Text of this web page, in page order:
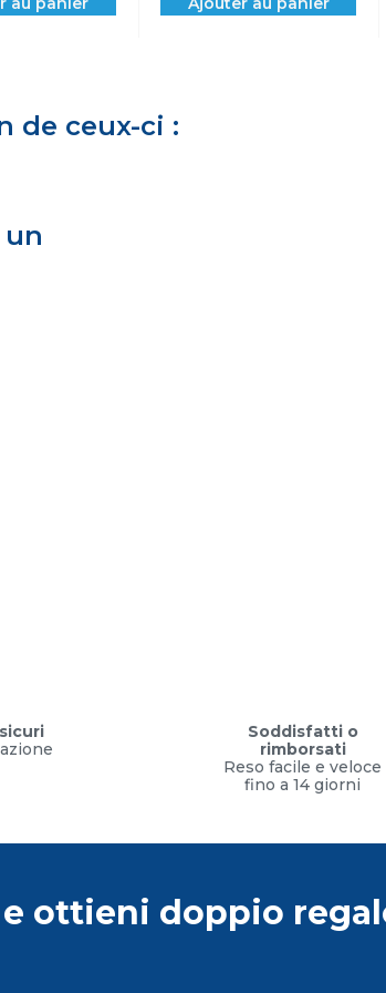
de ceux-ci :
Soddisfatti o
rimborsati
Reso facile e veloce
fino a 14 giorni
ottieni doppio